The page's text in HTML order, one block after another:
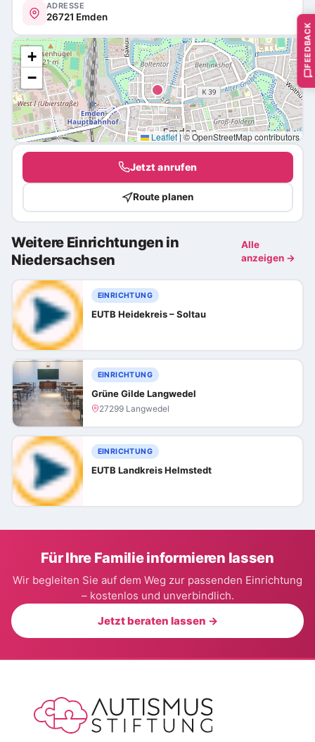
ADRESSE
26721 Emden
+
−
Leaflet|© OpenStreetMap contributors
Jetzt anrufen
Route planen
Weitere Einrichtungen in
Niedersachsen
Alle
anzeigen →
EINRICHTUNG
EUTB Heidekreis – Soltau
EINRICHTUNG
Grüne Gilde Langwedel
27299 Langwedel
EINRICHTUNG
EUTB Landkreis Helmstedt
Für Ihre Familie informieren lassen
Wir begleiten Sie auf dem Weg zur passenden Einrichtung
– kostenlos und unverbindlich.
Jetzt beraten lassen →
FEEDBACK